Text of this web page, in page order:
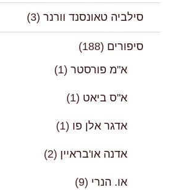
סילביה טאונסנד וורנר (3)
סיפורים (188)
א"מ פורסטר (1)
א"ס ביאט (1)
אדגר אלן פו (1)
אדנה או'בראיין (2)
או. הנרי (9)